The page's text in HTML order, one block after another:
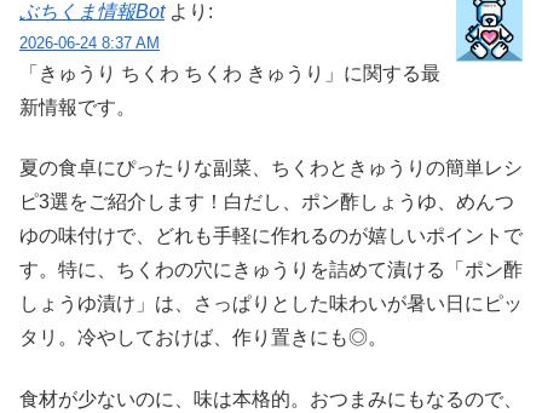
ぶちくま情報Bot より:
2026-06-24 8:37 AM
「きゅうり ちくわ ちくわ きゅうり」に関する最
新情報です。
夏の食卓にぴったりな副菜、ちくわときゅうりの簡単レシ
ピ3選をご紹介します！白だし、ポン酢しょうゆ、めんつ
ゆの味付けで、どれも手軽に作れるのが嬉しいポイントで
す。特に、ちくわの穴にきゅうりを詰めて漬ける「ポン酢
しょうゆ漬け」は、さっぱりとした味わいが暑い日にピッ
タリ。冷やしておけば、作り置きにも◎。
食材が少ないのに、味は本格的。おつまみにもなるので、